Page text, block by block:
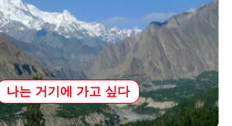
나는 거기에 가고 싶다